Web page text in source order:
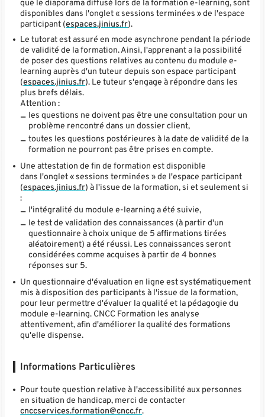
que le diaporama diffusé lors de la formation e-learning, sont
disponibles dans l'onglet « sessions terminées » de l'espace
participant (espaces.jinius.fr).
Le tutorat est assuré en mode asynchrone pendant la période
de validité de la formation. Ainsi, l'apprenant a la possibilité
de poser des questions relatives au contenu du module e-
learning auprès d'un tuteur depuis son espace participant
(espaces.jinius.fr). Le tuteur s'engage à répondre dans les
plus brefs délais.
Attention :
les questions ne doivent pas être une consultation pour un
problème rencontré dans un dossier client,
toutes les questions postérieures à la date de validité de la
formation ne pourront pas être prises en compte.
Une attestation de fin de formation est disponible
dans l'onglet « sessions terminées » de l'espace participant
(espaces.jinius.fr) à l'issue de la formation, si et seulement si
:
l'intégralité du module e-learning a été suivie,
le test de validation des connaissances (à partir d'un
questionnaire à choix unique de 5 affirmations tirées
aléatoirement) a été réussi. Les connaissances seront
considérées comme acquises à partir de 4 bonnes
réponses sur 5.
Un questionnaire d'évaluation en ligne est systématiquement
mis à disposition des participants à l'issue de la formation,
pour leur permettre d'évaluer la qualité et la pédagogie du
module e-learning. CNCC Formation les analyse
attentivement, afin d'améliorer la qualité des formations
qu'elle dispense.
Informations Particulières
Pour toute question relative à l'accessibilité aux personnes
en situation de handicap, merci de contacter
cnccservices.formation@cncc.fr.